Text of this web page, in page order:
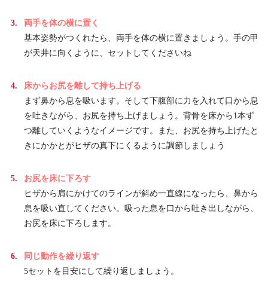
両手を体の横に置く
基本姿勢がつくれたら、両手を体の横に置きましょう。手の甲
が天井に向くように、セットしてくださいね
床からお尻を離して持ち上げる
まず鼻から息を吸います。そして下腹部に力を入れて口から息
を吐きながら、お尻を持ち上げましょう。背骨を床から1本ず
つ離していくようなイメージです。また、お尻を持ち上げたと
きにかかとがヒザの真下にくるように調節しましょう
お尻を床に下ろす
ヒザから肩にかけてのラインが斜め一直線になったら、鼻から
息を吸い直してください。吸った息を口から吐き出しながら、
お尻を床に下ろします。
同じ動作を繰り返す
5セットを目安にして繰り返しましょう。